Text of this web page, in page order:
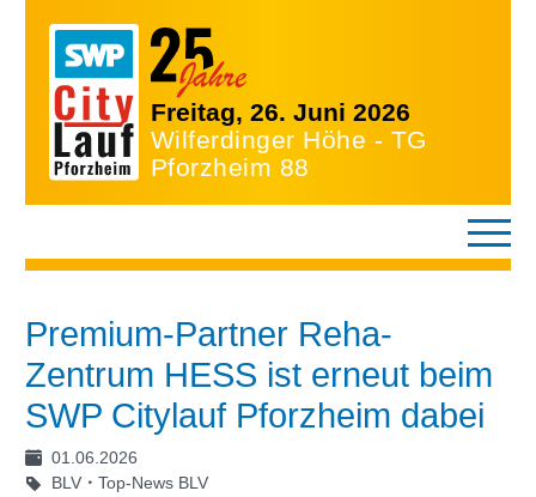
Freitag, 26. Juni 2026
Wilferdinger Höhe - TG
Pforzheim 88
Premium-Partner Reha-
Zentrum HESS ist erneut beim
SWP Citylauf Pforzheim dabei
01.06.2026
BLV
Top-News BLV